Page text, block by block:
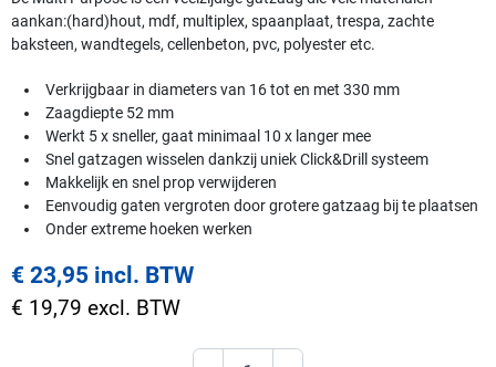
aankan:(hard)hout, mdf, multiplex, spaanplaat, trespa, zachte
baksteen, wandtegels, cellenbeton, pvc, polyester etc.
Verkrijgbaar in diameters van 16 tot en met 330 mm
Zaagdiepte 52 mm
Werkt 5 x sneller, gaat minimaal 10 x langer mee
Snel gatzagen wisselen dankzij uniek Click&Drill systeem
Makkelijk en snel prop verwijderen
Eenvoudig gaten vergroten door grotere gatzaag bij te plaatsen
Onder extreme hoeken werken
€ 23,95 incl. BTW
€ 19,79 excl. BTW